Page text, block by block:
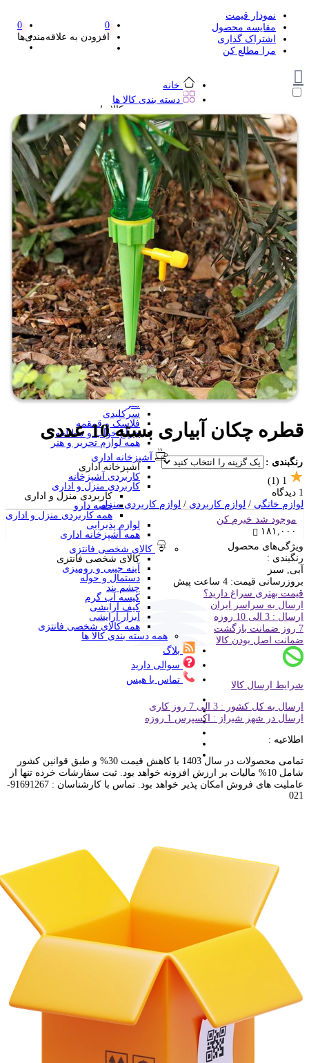
نمودار قیمت
مقایسه محصول
اشتراک گذاری
مرا مطلع کن
0
افزودن به علاقه‌مندی‌ها
0
خانه
دسته بندی کالا ها
دسته بندی کالا ها
لوازم تحریر و هنر
لوازم تحریر و هنر
مداد
پاک کن و غلط گیر
مداد تراش
اتود و نوک
روان نویس فانتزی
خودکار و خودکار فشاری
ماژیک ها
دفترچه یادداشت
استیکر
استیک نوت
خط کش و گونیا
کیف غذا
کوله پشتی
چسب
کاتر فانتزی
بوک مارک
ماشین حساب
قیچی
منگنه فانتزی
سرگرمی و آموزشی
فانتزی ها
برچسب استیکری
کاور A4 و پوشه فانتزی
جامدادی
تخته وایت برد
تخته شاسی
ساعت رومیزی
متر
سرکلیدی
فلاسک و قمقمه
چراغ خواب و مطالعه
همه لوازم تحریر و هنر
آشپزخانه اداری
آشپزخانه اداری
کاربردی آشپزخانه
کاربردی منزل و اداری
کاربردی منزل و اداری
جعبه دارو
همه کاربردی منزل و اداری
لوازم پذیرایی
همه آشپزخانه اداری
کالای شخصی فانتزی
کالای شخصی فانتزی
آینه جیبی و رومیزی
دستمال و حوله
چشم بند
کیسه آب گرم
کیف آرایشی
ابزار آرایشی
همه کالای شخصی فانتزی
همه دسته بندی کالا ها
بلاگ
سوالی دارید
تماس با هیس
قطره چکان آبیاری بسته 10 عددی
رنگبندی :
1
(1)
1 دیدگاه
لوازم خانگی / لوازم کاربردی / لوازم کاربردی منزل
موجود شد خبرم کن
۱۸۱,۰۰۰
ویژگی‌های محصول
رنگبندی :
آبی, سبز
بروزرسانی قیمت: 4 ساعت پیش
قیمت بهتری سراغ دارید؟
ارسال به سراسر ایران
ارسال : 3 الی 10 روزه
7 روز ضمانت بازگشت
ضمانت اصل بودن کالا
شرایط ارسال کالا
ارسال به کل کشور : 3 الی 7 روز کاری
ارسال در شهر شیراز : اکسپرس 1 روزه
اطلاعیه :
تمامی محصولات در سال 1403 با کاهش قیمت 30% و طبق قوانین کشور
شامل 10% مالیات بر ارزش افزونه خواهد بود. ثبت سفارشات خرده تنها از
عاملیت های فروش امکان پذیر خواهد بود. تماس با کارشناسان : 91691267-
021